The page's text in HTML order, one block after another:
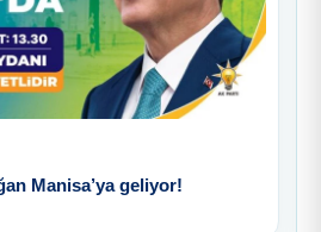
Manisa’ya geliyor!